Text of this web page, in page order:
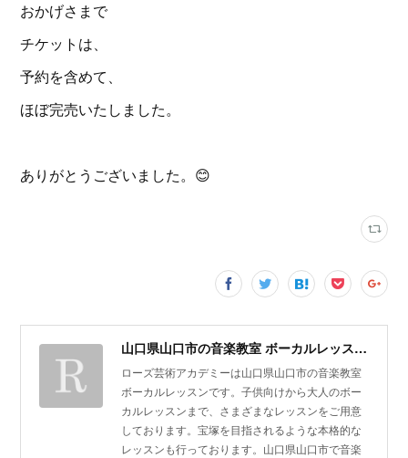
おかげさまで
チケットは、
予約を含めて、
ほぼ完売いたしました。
ありがとうございました。😊
山口県山口市の音楽教室 ボーカルレッスン | ローズ芸術アカデミー
ローズ芸術アカデミーは山口県山口市の音楽教室
ボーカルレッスンです。子供向けから大人のボー
カルレッスンまで、さまざまなレッスンをご用意
しております。宝塚を目指されるような本格的な
レッスンも行っております。山口県山口市で音楽